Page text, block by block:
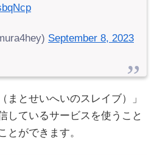
September 8, 2023
まとせいへいのスレイブ）」
しているサービスを使うこと
とができます。